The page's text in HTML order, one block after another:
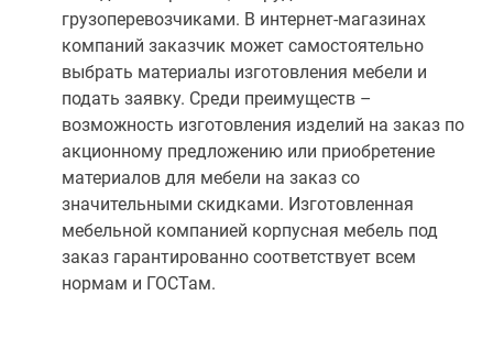
грузоперевозчиками. В интернет-магазинах
компаний заказчик может самостоятельно
выбрать материалы изготовления мебели и
подать заявку. Среди преимуществ –
возможность изготовления изделий на заказ по
акционному предложению или приобретение
материалов для мебели на заказ со
значительными скидками. Изготовленная
мебельной компанией корпусная мебель под
заказ гарантированно соответствует всем
нормам и ГОСТам.